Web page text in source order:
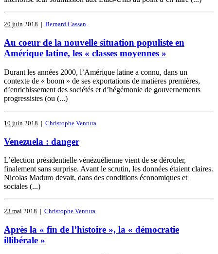
20 juin 2018 | Bernard Cassen
Au coeur de la nouvelle situation populiste en
Amérique latine, les « classes moyennes »
Durant les années 2000, l’Amérique latine a connu, dans un
contexte de « boom » de ses exportations de matières premières,
d’enrichissement des sociétés et d’hégémonie de gouvernements
progressistes (ou (...)
10 juin 2018 | Christophe Ventura
Venezuela : danger
L’élection présidentielle vénézuélienne vient de se dérouler,
finalement sans surprise. Avant le scrutin, les données étaient claires.
Nicolas Maduro devait, dans des conditions économiques et
sociales (...)
23 mai 2018 | Christophe Ventura
Après la « fin de l’histoire », la « démocratie
illibérale »